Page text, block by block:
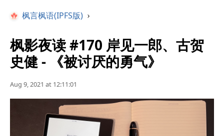
枫言枫语(IPFS版) ›
枫影夜读 #170 岸见一郎、古贺
史健 - 《被讨厌的勇气》
Aug 9, 2021 at 12:11:01